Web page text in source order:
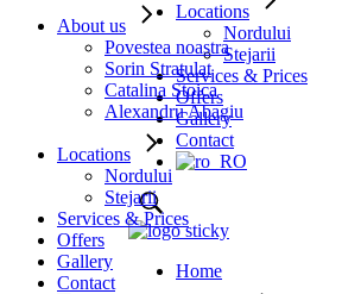
Locations
Nordului
Stejarii
Services & Prices
Offers
Gallery
Contact
Home
About us
Povestea noastra
Sorin Stratulat
Catalina Stoica
Alexandru Abagiu
Locations
Nordului
Stejarii
Services & Prices
Offers
Gallery
Contact